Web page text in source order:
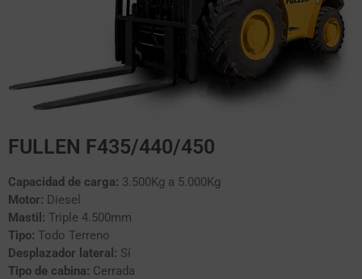
FULLEN F435/440/450
Capacidad de carga: 3.500Kg a 5.000Kg
Motor: Diesel
Mastil: Triple 4.500mm
Tipo: Todo Terreno
Desplazador lateral: Sí
Tipo de cabina: Cerrada